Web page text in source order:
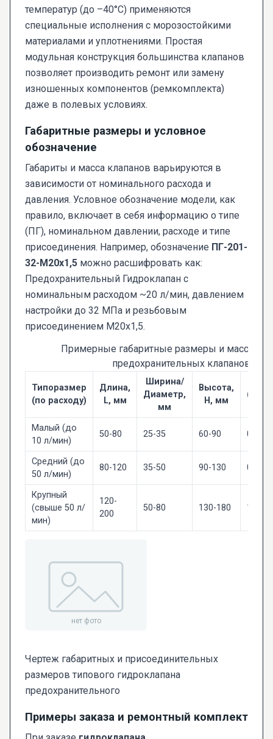
температур (до –40°C) применяются
специальные исполнения с морозостойкими
материалами и уплотнениями. Простая
модульная конструкция большинства клапанов
позволяет производить ремонт или замену
изношенных компонентов (ремкомплекта)
даже в полевых условиях.
Габаритные размеры и условное
обозначение
Габариты и масса клапанов варьируются в
зависимости от номинального расхода и
давления. Условное обозначение модели, как
правило, включает в себя информацию о типе
(ПГ), номинальном давлении, расходе и типе
присоединения. Например, обозначение ПГ-201-
32-М20х1,5 можно расшифровать как:
Предохранительный Гидроклапан с
номинальным расходом ~20 л/мин, давлением
настройки до 32 МПа и резьбовым
присоединением М20х1,5.
Примерные габаритные размеры и масса
предохранительных клапанов
Типоразмер
(по расходу)
Длина,
L, мм
Ширина/
Диаметр,
мм
Высота,
H, мм
Малый (до
10 л/мин)
50-80 25-35 60-90 0.2 –
Средний (до
50 л/мин)
80-120 35-50 90-130 0.5 –
Крупный
(свыше 50 л/
мин)
120-
200
50-80 130-180 1.5 –
Чертеж габаритных и присоединительных
размеров типового гидроклапана
предохранительного
Примеры заказа и ремонтный комплект